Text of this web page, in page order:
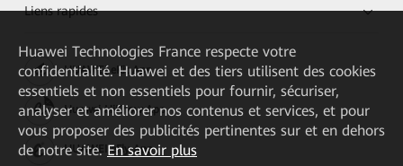
Liens rapides
HUAWEI eKit App
Huawei HiKnow App
HUAWEI eFly App
Huawei Technologies France respecte votre
confidentialité. Huawei et des tiers utilisent des cookies
essentiels et non essentiels pour fournir, sécuriser,
analyser et améliorer nos contenus et services, et pour
vous proposer des publicités pertinentes sur et en dehors
de notre site. En savoir plus